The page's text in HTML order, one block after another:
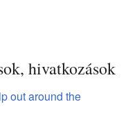
hivatkozások
out around the